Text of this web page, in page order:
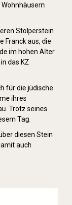
Stolperstein
Franck aus, die
im hohen Alter
das KZ
für die jüdische
ihres
Trotz seines
Tag.
diesen Stein
auch